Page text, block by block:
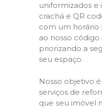
uniformizados
crachá e QR
com um horário
ao nosso
priorizando a
seu espaço.
Nosso objetivo
serviços de
que seu imóvel